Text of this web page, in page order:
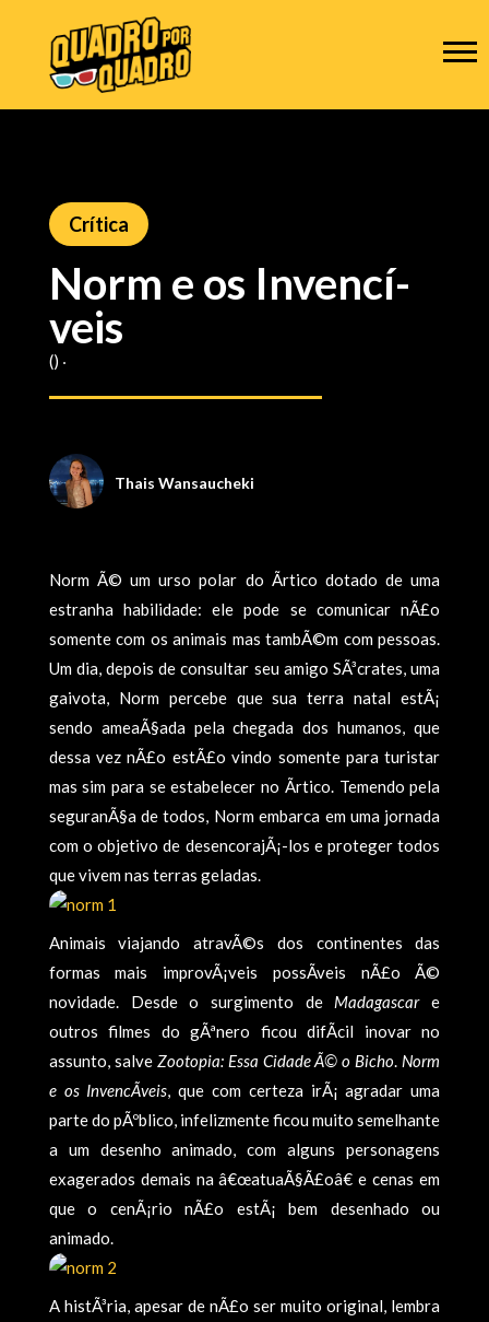
Crítica
Norm e os Invencí­
veis
() ‧
Thais Wansaucheki
Norm Ã© um urso polar do Ãrtico dotado de uma
estranha habilidade: ele pode se comunicar nÃ£o
somente com os animais mas tambÃ©m com pessoas.
Um dia, depois de consultar seu amigo SÃ³crates, uma
gaivota, Norm percebe que sua terra natal estÃ¡
sendo ameaÃ§ada pela chegada dos humanos, que
dessa vez nÃ£o estÃ£o vindo somente para turistar
mas sim para se estabelecer no Ãrtico. Temendo pela
seguranÃ§a de todos, Norm embarca em uma jornada
com o objetivo de desencorajÃ¡-los e proteger todos
que vivem nas terras geladas.
Animais viajando atravÃ©s dos continentes das
formas mais improvÃ¡veis possÃ­veis nÃ£o Ã©
novidade. Desde o surgimento de Madagascare
outros filmes do gÃªnero ficou difÃ­cil inovar no
assunto, salve Zootopia: Essa Cidade Ã© o Bicho. Norm
e os InvencÃ­veis, que com certeza irÃ¡ agradar uma
parte do pÃºblico, infelizmente ficou muito semelhante
a um desenho animado, com alguns personagens
exagerados demais na â€œatuaÃ§Ã£oâ€ e cenas em
que o cenÃ¡rio nÃ£o estÃ¡ bem desenhado ou
animado.
A histÃ³ria, apesar de nÃ£o ser muito original, lembra